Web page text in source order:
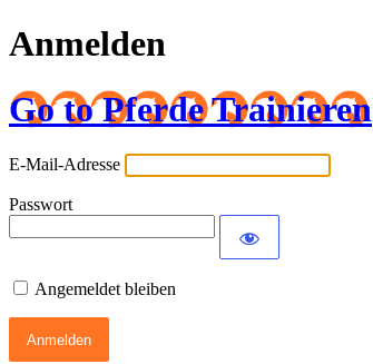
Anmelden
Go to Pferde Trainieren
E-Mail-Adresse
Passwort
Angemeldet bleiben